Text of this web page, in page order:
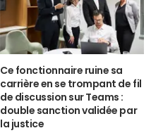
Ce fonctionnaire ruine sa
carrière en se trompant de fil
de discussion sur Teams :
double sanction validée par
la justice